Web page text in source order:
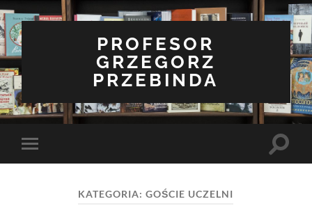
PROFESOR
GRZEGORZ
PRZEBINDA
Toggle
mobile
Toggle
KATEGORIA:GOŚCIE UCZELNI